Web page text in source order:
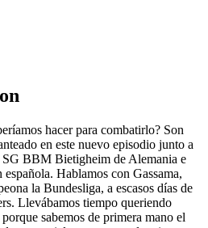
hacer para combatirlo? Son
en este nuevo episodio junto a
SG BBM Bietigheim de Alemania e
Hablamos con Gassama,
la Bundesliga, a escasos días de
Llevábamos tiempo queriendo
sabemos de primera mano el